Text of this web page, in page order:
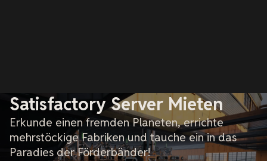
Satisfactory Server Mieten
Erkunde einen fremden Planeten, errichte
mehrstöckige Fabriken und tauche ein in das
Paradies der Förderbänder!